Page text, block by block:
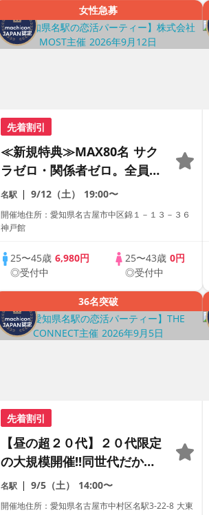
女性急募
先着割引
≪新規特典≫MAX80名 サク
ラゼロ・関係者ゼロ。全員が
正規応募のプレミアビッグフ
ェス。
名駅 9/12（土） 19:00〜
開催地住所：愛知県名古屋市中区錦１－１３－３６
神戸館
25〜45歳6,980円
◎受付中
25〜43歳0円
◎受付中
36名突破
先着割引
【昼の超２０代】２０代限定
の大規模開催!!同世代だから
距離が縮まる２０代だけの大
合コン♡【１人参加も多数】
名駅 9/5（土） 14:00〜
開催地住所：愛知県名古屋市中村区名駅3-22-8 大東